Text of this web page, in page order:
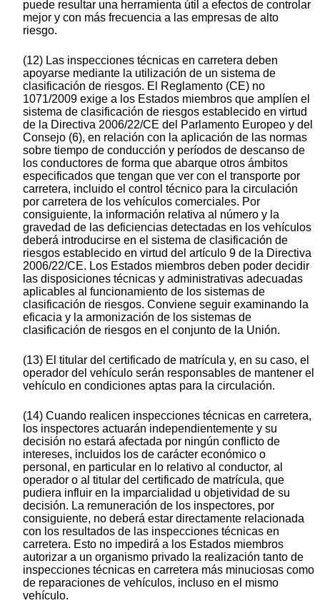
puede resultar una herramienta útil a efectos de controlar
mejor y con más frecuencia a las empresas de alto
riesgo.
(12) Las inspecciones técnicas en carretera deben
apoyarse mediante la utilización de un sistema de
clasificación de riesgos. El Reglamento (CE) no
1071/2009 exige a los Estados miembros que amplíen el
sistema de clasificación de riesgos establecido en virtud
de la Directiva 2006/22/CE del Parlamento Europeo y del
Consejo (6), en relación con la aplicación de las normas
sobre tiempo de conducción y períodos de descanso de
los conductores de forma que abarque otros ámbitos
especificados que tengan que ver con el transporte por
carretera, incluido el control técnico para la circulación
por carretera de los vehículos comerciales. Por
consiguiente, la información relativa al número y la
gravedad de las deficiencias detectadas en los vehículos
deberá introducirse en el sistema de clasificación de
riesgos establecido en virtud del artículo 9 de la Directiva
2006/22/CE. Los Estados miembros deben poder decidir
las disposiciones técnicas y administrativas adecuadas
aplicables al funcionamiento de los sistemas de
clasificación de riesgos. Conviene seguir examinando la
eficacia y la armonización de los sistemas de
clasificación de riesgos en el conjunto de la Unión.
(13) El titular del certificado de matrícula y, en su caso, el
operador del vehículo serán responsables de mantener el
vehículo en condiciones aptas para la circulación.
(14) Cuando realicen inspecciones técnicas en carretera,
los inspectores actuarán independientemente y su
decisión no estará afectada por ningún conflicto de
intereses, incluidos los de carácter económico o
personal, en particular en lo relativo al conductor, al
operador o al titular del certificado de matrícula, que
pudiera influir en la imparcialidad u objetividad de su
decisión. La remuneración de los inspectores, por
consiguiente, no deberá estar directamente relacionada
con los resultados de las inspecciones técnicas en
carretera. Esto no impedirá a los Estados miembros
autorizar a un organismo privado la realización tanto de
inspecciones técnicas en carretera más minuciosas como
de reparaciones de vehículos, incluso en el mismo
vehículo.